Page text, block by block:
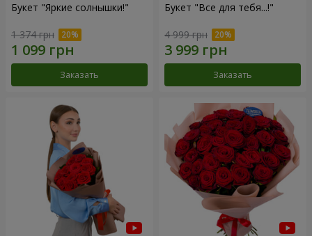
Букет "Яркие солнышки!"
1 374 грн
Заказать
Букет "Все для тебя...!"
4 999 грн
Заказать